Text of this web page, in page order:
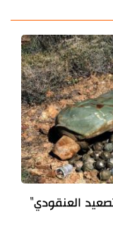
العنقودي"